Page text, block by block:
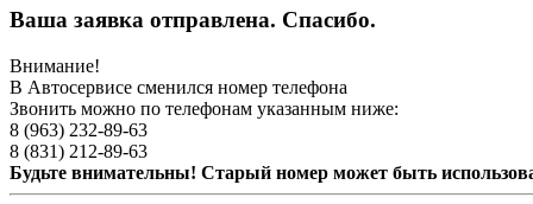
Ваша заявка отправлена. Спасибо.
Внимание!
В Автосервисе сменился номер телефона
Звонить можно по телефонам указанным ниже:
8 (963) 232-89-63
8 (831) 212-89-63
Будьте внимательны! Старый номер может быть